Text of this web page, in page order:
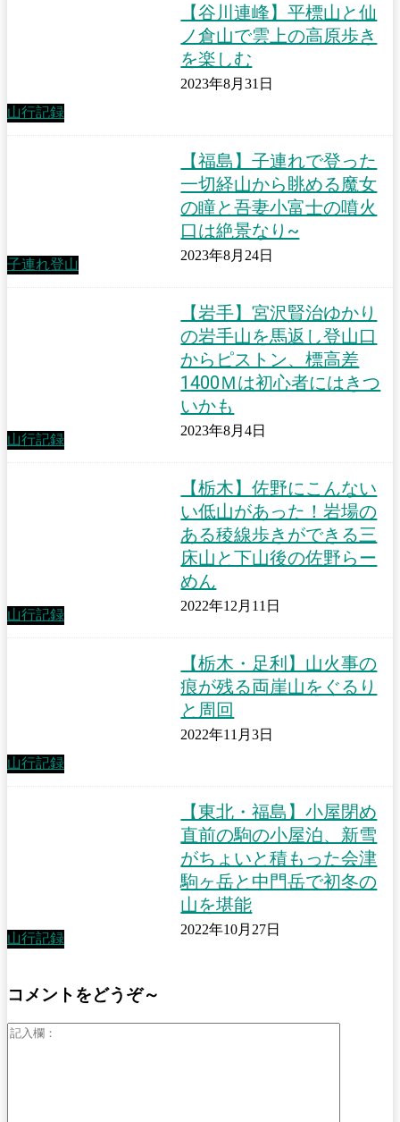
山行記録
【谷川連峰】平標山と仙
ノ倉山で雲上の高原歩き
を楽しむ
2023年8月31日
子連れ登山
【福島】子連れで登った
一切経山から眺める魔女
の瞳と吾妻小富士の噴火
口は絶景なり~
2023年8月24日
山行記録
【岩手】宮沢賢治ゆかり
の岩手山を馬返し登山口
からピストン、標高差
1400Ｍは初心者にはきつ
いかも
2023年8月4日
山行記録
【栃木】佐野にこんない
い低山があった！岩場の
ある稜線歩きができる三
床山と下山後の佐野らー
めん
2022年12月11日
山行記録
【栃木・足利】山火事の
痕が残る両崖山をぐるり
と周回
2022年11月3日
山行記録
【東北・福島】小屋閉め
直前の駒の小屋泊、新雪
がちょいと積もった会津
駒ヶ岳と中門岳で初冬の
山を堪能
2022年10月27日
コメントをどうぞ～